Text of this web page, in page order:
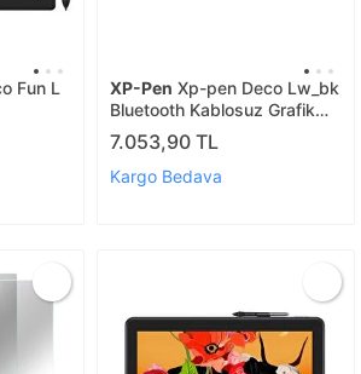
Fun L
XP-Pen Xp-pen Deco Lw_bk
Bluetooth Kablosuz Grafik
Tablet Siyah
7.053,90 TL
Kargo Bedava